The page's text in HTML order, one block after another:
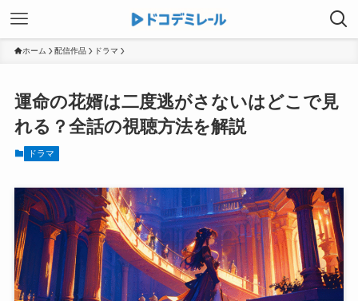
ホーム 配信作品 ドラマ
運命の花婿は二度逃がさないはどこで見
れる？全話の視聴方法を解説
ドラマ